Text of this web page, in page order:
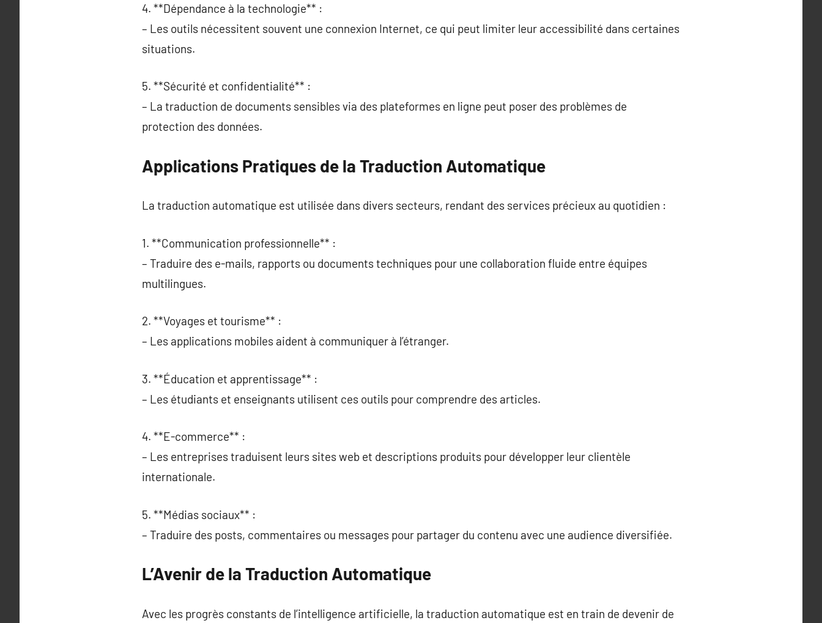
4. **Dépendance à la technologie** :
– Les outils nécessitent souvent une connexion Internet, ce qui peut limiter leur accessibilité dans certaines
situations.
5. **Sécurité et confidentialité** :
– La traduction de documents sensibles via des plateformes en ligne peut poser des problèmes de
protection des données.
Applications Pratiques de la Traduction Automatique
La traduction automatique est utilisée dans divers secteurs, rendant des services précieux au quotidien :
1. **Communication professionnelle** :
– Traduire des e-mails, rapports ou documents techniques pour une collaboration fluide entre équipes
multilingues.
2. **Voyages et tourisme** :
– Les applications mobiles aident à communiquer à l’étranger.
3. **Éducation et apprentissage** :
– Les étudiants et enseignants utilisent ces outils pour comprendre des articles.
4. **E-commerce** :
– Les entreprises traduisent leurs sites web et descriptions produits pour développer leur clientèle
internationale.
5. **Médias sociaux** :
– Traduire des posts, commentaires ou messages pour partager du contenu avec une audience diversifiée.
L’Avenir de la Traduction Automatique
Avec les progrès constants de l’intelligence artificielle, la traduction automatique est en train de devenir de